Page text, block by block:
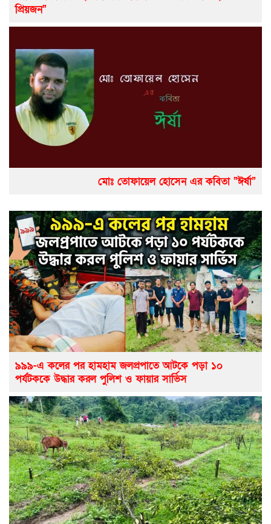
প্রিয়জন”
মোঃ তোফায়েল হোসেন এর কবিতা “ঈর্ষা”
৯৯৯-এ কলের পর হামহাম জলপ্রপাতে আটকে পড়া ১০
পর্যটককে উদ্ধার করল পুলিশ ও ফায়ার সার্ভিস